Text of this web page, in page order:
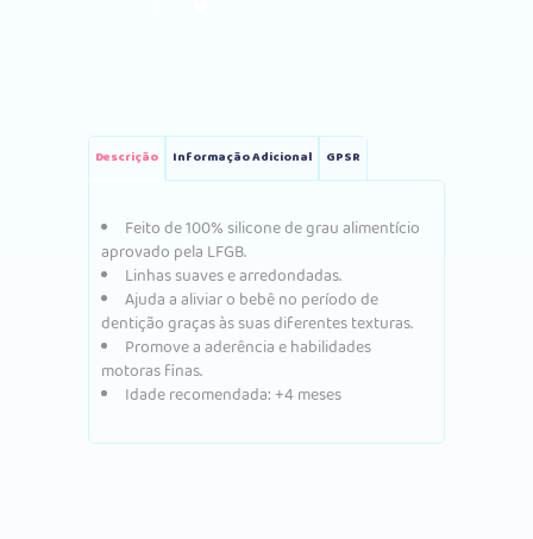
Descrição Informação Adicional GPSR
Feito de 100% silicone de grau alimentício
aprovado pela LFGB.
Linhas suaves e arredondadas.
Ajuda a aliviar o bebê no período de
dentição graças às suas diferentes texturas.
Promove a aderência e habilidades
motoras finas.
Idade recomendada: +4 meses